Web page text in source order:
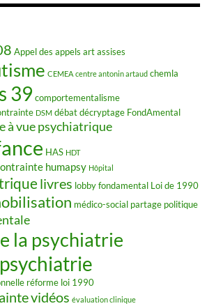
Appel des appels artassises
CEMEA centre antonin artaud chemla
39 comportementalisme
DSM débatdécryptage FondAmental
à vue psychiatrique
HAS HDT
humapsy Hôpital
livres lobby fondamental Loi de 1990
médico-social partage politique
la psychiatrie
psychiatrie
réforme loi 1990
vidéos évaluation clinique